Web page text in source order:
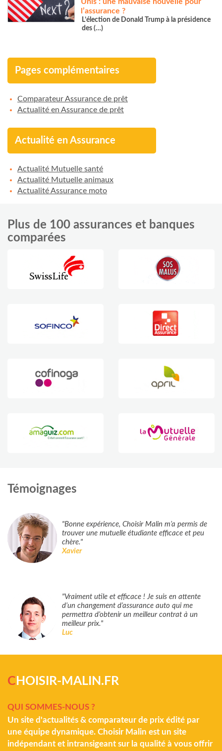
l’assurance ?
L’élection de Donald Trump à la présidence
des (…)
Pages complémentaires
Comparateur Assurance de prêt
Actualité en Assurance de prêt
Actualité en Assurance
Actualité Mutuelle santé
Actualité Mutuelle animaux
Actualité Assurance moto
Plus de 100 assurances et banques
comparées
Témoignages
"Bonne expérience, Choisir Malin m’a permis de
trouver une mutuelle étudiante efficace et peu
chère."
Xavier
"Vraiment utile et efficace ! Je suis en attente
d’un changement d’assurance auto qui me
permettra d’obtenir un meilleur contrat à un
meilleur prix."
Luc
C HOISIR-MALIN.FR
QUI SOMMES-NOUS ?
Un site d'actualités & comparateur de prix édité par
une équipe dynamique. Choisir Malin est un site
indépendant et intransigeant sur la qualité à vous offrir